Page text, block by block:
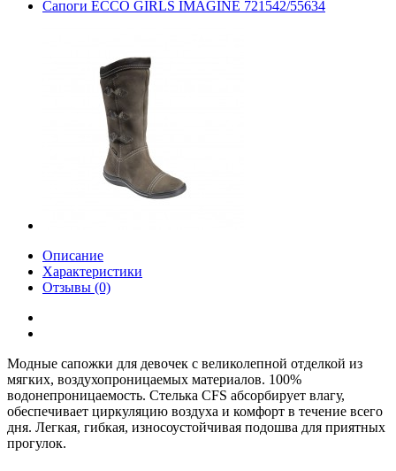
Сапоги ECCO GIRLS IMAGINE 721542/55634
Описание
Характеристики
Отзывы (0)
Модные сапожки для девочек с великолепной отделкой из
мягких, воздухопроницаемых материалов. 100%
водонепроницаемость. Стелька CFS абсорбирует влагу,
обеспечивает циркуляцию воздуха и комфорт в течение всего
дня. Легкая, гибкая, износоустойчивая подошва для приятных
прогулок.